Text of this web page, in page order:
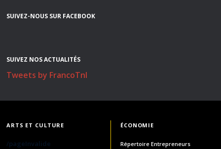
SUIVEZ-NOUS SUR FACEBOOK
SUIVEZ NOS ACTUALITÉS
Tweets by FrancoTnl
ARTS ET CULTURE
/pageInvalide
ÉCONOMIE
Répertoire Entrepreneurs